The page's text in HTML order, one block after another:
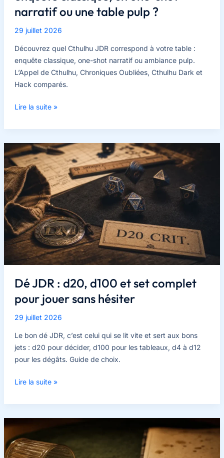
narratif ou une table pulp ?
29 juillet 2026
Découvrez quel Cthulhu JDR correspond à votre table :
enquête classique, one-shot narratif ou ambiance pulp.
L’Appel de Cthulhu, Chroniques Oubliées, Cthulhu Dark et
Hack comparés.
Quel
JDR
choisir
pour
une
enquête
classique,
un
shot
narratif
ou
une
pulp
?
Lire la suite »
Dé JDR : d20, d100 et set complet
pour jouer sans hésiter
29 juillet 2026
Le bon dé JDR, c’est celui qui se lit vite et sert aux bons
jets : d20 pour décider, d100 pour les tableaux, d4 à d12
pour les dégâts. Guide de choix.
Dé
:
d20,
et
set
Lire la suite »